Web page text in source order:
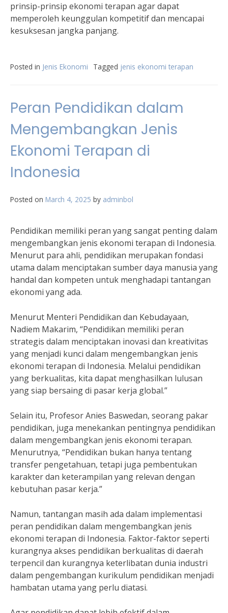
prinsip-prinsip ekonomi terapan agar dapat
memperoleh keunggulan kompetitif dan mencapai
kesuksesan jangka panjang.
Posted in Jenis Ekonomi Tagged jenis ekonomi terapan
Peran Pendidikan dalam
Mengembangkan Jenis
Ekonomi Terapan di
Indonesia
Posted on March 4, 2025 by adminbol
Pendidikan memiliki peran yang sangat penting dalam
mengembangkan jenis ekonomi terapan di Indonesia.
Menurut para ahli, pendidikan merupakan fondasi
utama dalam menciptakan sumber daya manusia yang
handal dan kompeten untuk menghadapi tantangan
ekonomi yang ada.
Menurut Menteri Pendidikan dan Kebudayaan,
Nadiem Makarim, “Pendidikan memiliki peran
strategis dalam menciptakan inovasi dan kreativitas
yang menjadi kunci dalam mengembangkan jenis
ekonomi terapan di Indonesia. Melalui pendidikan
yang berkualitas, kita dapat menghasilkan lulusan
yang siap bersaing di pasar kerja global.”
Selain itu, Profesor Anies Baswedan, seorang pakar
pendidikan, juga menekankan pentingnya pendidikan
dalam mengembangkan jenis ekonomi terapan.
Menurutnya, “Pendidikan bukan hanya tentang
transfer pengetahuan, tetapi juga pembentukan
karakter dan keterampilan yang relevan dengan
kebutuhan pasar kerja.”
Namun, tantangan masih ada dalam implementasi
peran pendidikan dalam mengembangkan jenis
ekonomi terapan di Indonesia. Faktor-faktor seperti
kurangnya akses pendidikan berkualitas di daerah
terpencil dan kurangnya keterlibatan dunia industri
dalam pengembangan kurikulum pendidikan menjadi
hambatan utama yang perlu diatasi.